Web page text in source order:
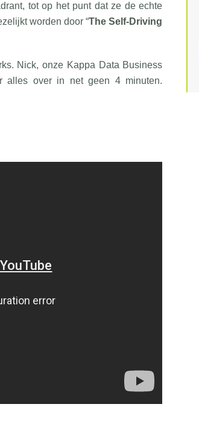
tot op het punt dat ze de echte
worden door “The Self-Driving
Nick, onze Kappa Data Business
alles over in net geen 4 minuten.